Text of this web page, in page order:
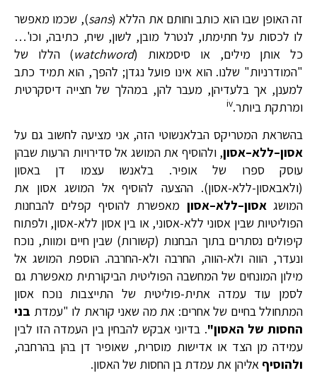
זה האופן שבו הוא כותב וחותם את הללא (sans), שכמו מאפשר
לו לכסות על חתימתו, לנטרל מובן, לשון, שיח, כתיבה, וכו'…
כל אותן מילים, או סיסמאות (watchword) הללו של
"המודרניות" שלנו. הוא אינו פועל נגדן; להפך, הוא תמיד כתב
למענן, אך בלעדיהן, מעבר להן, במהלך של חצייה דיסקרטית
ומרתקת ביותר.iv
בהשראת המטריקס הבלאנשוטי הזה, אני מציעה לחשוב גם על
אסון–ללא–אסון, ולהוסיף את המושג אל סדירויות הרעות שבהן
עוסק ספרו של אופיר. בלאנשו עצמו דן באסון
(ולאבאסון-ללא-אסון). ההצעה להוסיף אל המושג אסון את
המושגאסון–ללא–אסון מאפשרת להוסיף קפלים להבחנות
הפוליטיות שבין אסוני ללא-אסוני, או בין אסון ללא-אסון, ולפתוח
קיפולים נסתרים בתוך הבחנות (קשורות) שבין חיים ומוות, נוכח
ונעדר, הווה ולא-הווה, החרבה ולא-החרבה. הוספת המושג אל
מילון המונחים של המחשבה הפוליטית הביקורתית מאפשרת גם
לסמן עוד עמדה אתית-פוליטית של התייצבות נוכח אסון
המתחולל בחיים של אחרים: את מה שאני קוראת לו "עמדת בני
החסות של האסון". בדיוני אבקש להבחין בין העמדה הזו לבין
עמידה מן הצד או אדישות מוסרית, שאופיר דן בהן בהרחבה,
ולהוסיף אליהן את עמדת בן החסות של האסון.